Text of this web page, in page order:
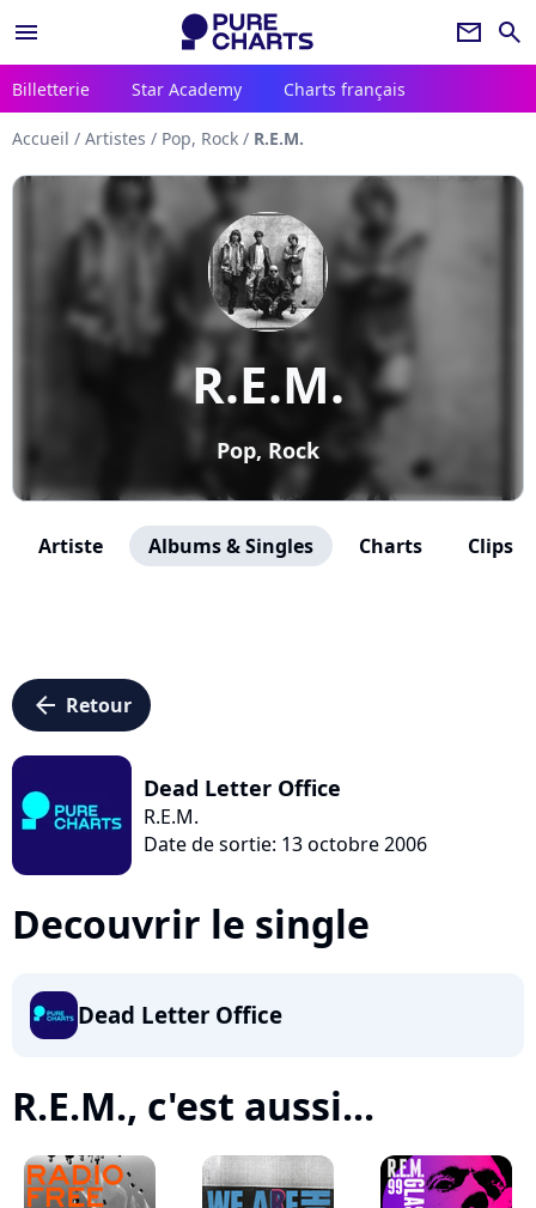
menu newsletter search
Billetterie Star Academy Charts français
Accueil / Artistes / Pop, Rock / R.E.M.
R.E.M.
Pop, Rock
Artiste Albums & Singles Charts Clips
arrow_left Retour
Dead Letter Office
R.E.M.
Date de sortie: 13 octobre 2006
Decouvrir le single
Dead Letter Office
R.E.M., c'est aussi...